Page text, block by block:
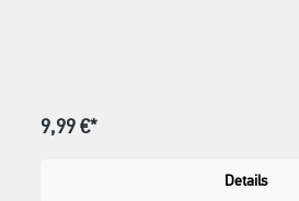
9,99 €*
Details